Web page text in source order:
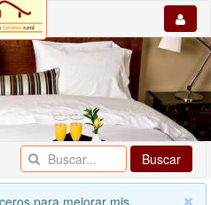
Buscar
para mejorar mis